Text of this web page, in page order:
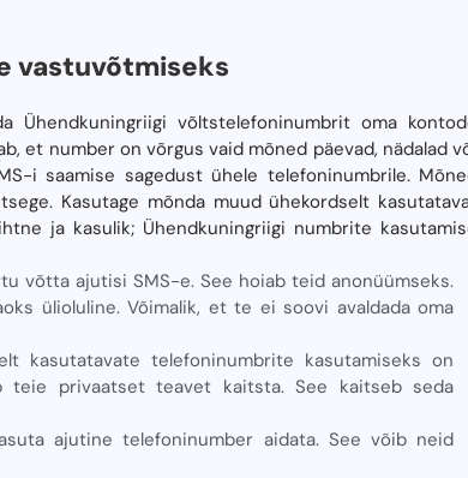
vastuvõtmiseks
Ühendkuningriigi võltstelefoninumbrit oma
et number on võrgus vaid mõned päevad, nädalad
i saamise sagedust ühele telefoninumbrile.
Kasutage mõnda muud ühekordselt
ja kasulik; Ühendkuningriigi numbrite
võtta ajutisi SMS-e. See hoiab teid anonüümseks.
ülioluline. Võimalik, et te ei soovi avaldada oma
kasutatavate telefoninumbrite kasutamiseks on
teie privaatset teavet kaitsta. See kaitseb seda
ajutine telefoninumber aidata. See võib neid